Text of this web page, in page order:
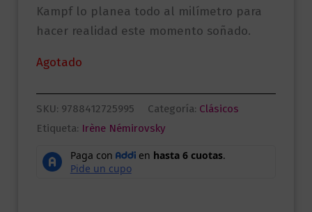
Kampf lo planea todo al milímetro para
hacer realidad este momento soñado.
Agotado
SKU: 9788412725995 Categoría: Clásicos
Etiqueta: Irène Némirovsky